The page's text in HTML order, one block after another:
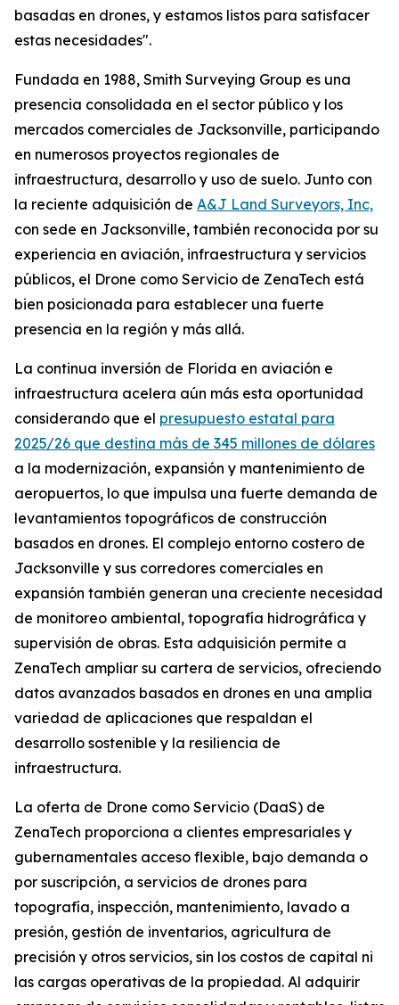
basadas en drones, y estamos listos para satisfacer
estas necesidades".
Fundada en 1988, Smith Surveying Group es una
presencia consolidada en el sector público y los
mercados comerciales de Jacksonville, participando
en numerosos proyectos regionales de
infraestructura, desarrollo y uso de suelo. Junto con
la reciente adquisición de A&J Land Surveyors, Inc,
con sede en Jacksonville, también reconocida por su
experiencia en aviación, infraestructura y servicios
públicos, el Drone como Servicio de ZenaTech está
bien posicionada para establecer una fuerte
presencia en la región y más allá.
La continua inversión de Florida en aviación e
infraestructura acelera aún más esta oportunidad
considerando que el presupuesto estatal para
2025/26 que destina más de 345 millones de dólares
a la modernización, expansión y mantenimiento de
aeropuertos, lo que impulsa una fuerte demanda de
levantamientos topográficos de construcción
basados en drones. El complejo entorno costero de
Jacksonville y sus corredores comerciales en
expansión también generan una creciente necesidad
de monitoreo ambiental, topografía hidrográfica y
supervisión de obras. Esta adquisición permite a
ZenaTech ampliar su cartera de servicios, ofreciendo
datos avanzados basados en drones en una amplia
variedad de aplicaciones que respaldan el
desarrollo sostenible y la resiliencia de
infraestructura.
La oferta de Drone como Servicio (DaaS) de
ZenaTech proporciona a clientes empresariales y
gubernamentales acceso flexible, bajo demanda o
por suscripción, a servicios de drones para
topografía, inspección, mantenimiento, lavado a
presión, gestión de inventarios, agricultura de
precisión y otros servicios, sin los costos de capital ni
las cargas operativas de la propiedad. Al adquirir